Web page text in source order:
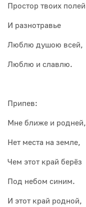
Простор твоих полей
И разнотравье
Люблю душою всей,
Люблю и славлю.
Припев:
Мне ближе и родней,
Нет места на земле,
Чем этот край берёз
Под небом синим.
И этот край родной,